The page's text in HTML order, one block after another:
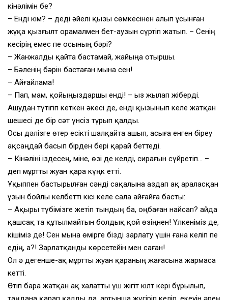
кінәлімін бе?
– Енді кім? – деді әйелі қызы сөмкесінен алып ұсынған
жұқа қызғылт орамалмен бет-аузын сүртіп жатып. – Сенің
кесірің емес пе осының бәрі?
– Жанжалды қайта бастамай, жайыңа отыршы.
– Бәленің бәрін бастаған мына сен!
– Айғайлама!
– Пап, мам, қойыңыздаршы енді! – Қыз жылап жіберді.
Ашудан түтігіп кеткен әкесі де, енді қызынып келе жатқан
шешесі де бір сәт үнсіз тұрып қалды.
Осы дәлізге өтер есікті шалқайта ашып, асыға енген біреу
ақсаңдай басып бірден бері қарай беттеді.
– Кінәліні іздесең, міне, өзі де келді, сирағын сүйретіп… –
деп мұртты жуан қара күңк етті.
Ұқыппен бастырылған сәнді сақалына аздап ақ араласқан
ұзын бойлы келбетті кісі келе сала айғайға басты:
– Ақыры түбімізге жетіп тындың ба, оңбаған найсап? Қайда
қашсақ та құтылмайтын болдық қой өзіңнен! Үлкеніміз де,
кішіміз де! Сен мына өмірге бізді зарлату үшін ғана келіп пе
едің, а?! Зарлатқанды көрсетейін мен саған!
Ол ә дегенше-ақ мұртты жуан қараның жағасына жармаса
кетті.
Өтіп бара жатқан ақ халатты үш жігіт кілт кері бұрылып,